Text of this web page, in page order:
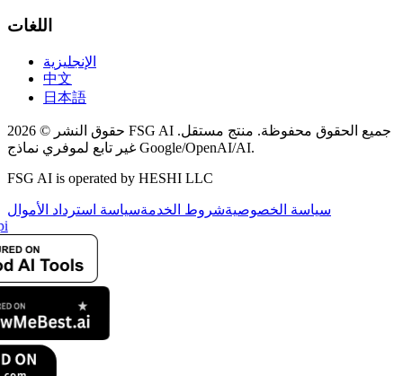
اللغات
الإنجليزية
中文
日本語
حقوق النشر © 2026 FSG AI جميع الحقوق محفوظة. منتج مستقل.
غير تابع لموفري نماذج Google/OpenAI/AI.
FSG AI is operated by HESHI LLC
سياسة الخصوصيةشروط الخدمةسياسة استرداد الأموال